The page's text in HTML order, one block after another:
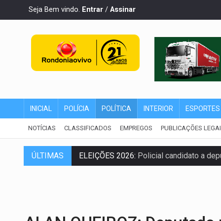
Seja Bem vindo. Entrar / Assinar
INICIAL POLÍCIA POLÍTICA INTERIOR ESPORTES
NOTÍCIAS CLASSIFICADOS EMPREGOS PUBLICAÇÕES
ÚLTIMAS ELEIÇÕES 2026: Policial candidato a
NO FLAGRA:'Churrasco' e comparsas do